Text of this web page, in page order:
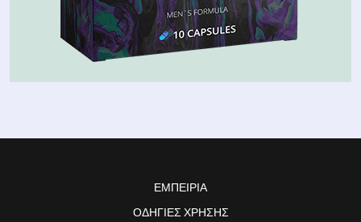
ΕΜΠΕΙΡΊΑ
ΟΔΗΓΊΕΣ ΧΡΉΣΗΣ